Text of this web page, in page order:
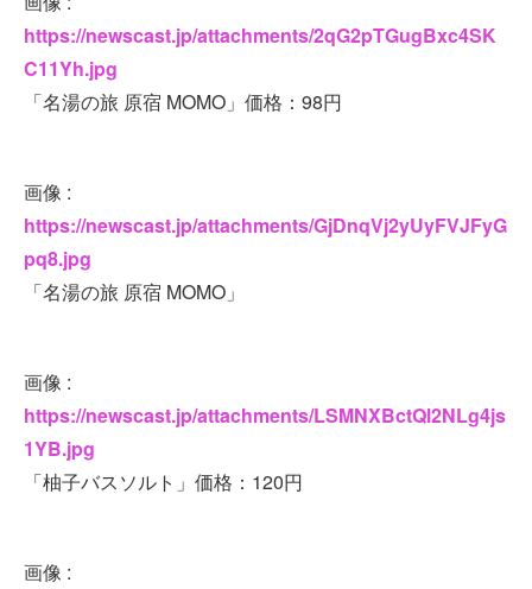
https://newscast.jp/attachments/2qG2pTGugBxc4SK
C11Yh.jpg
「名湯の旅 原宿 MOMO」価格：98円
画像 :
https://newscast.jp/attachments/GjDnqVj2yUyFVJFyG
pq8.jpg
「名湯の旅 原宿 MOMO」
画像 :
https://newscast.jp/attachments/LSMNXBctQl2NLg4js
1YB.jpg
「柚子バスソルト」価格：120円
画像 :